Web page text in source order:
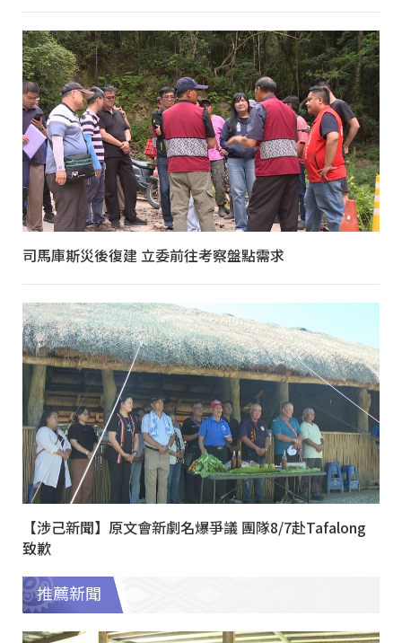
司馬庫斯災後復建 立委前往考察盤點需求
【涉己新聞】原文會新劇名爆爭議 團隊8/7赴Tafalong
致歉
推薦新聞